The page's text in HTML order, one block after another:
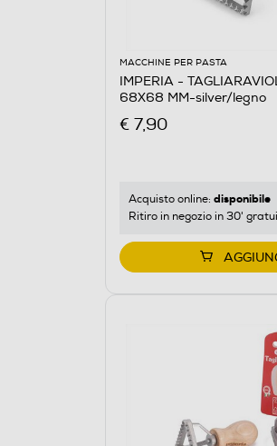
MACCHINE PER PASTA
IMPERIA - TAGLIARAVIOLI
68X68 MM-silver/legno
€ 7,90
Acquisto online: disponibile
Ritiro in negozio in 30'